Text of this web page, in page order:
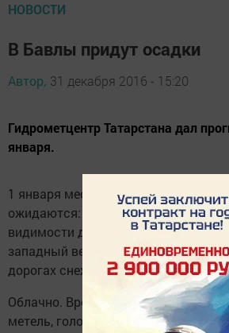
НОВОСТИ
В Бавлы придут осадки
Автор, 31 декабря 2016 - 15:20
Гидрометцентр Татарстана дал
января.
1 января местами на территории
ожидаются: временами метель с
видимости до 1000 метров и
западный ветер порывами до 18
дорогах снежные заносы.
Облачно. Временами снег, мокрый
метель, гололёд.